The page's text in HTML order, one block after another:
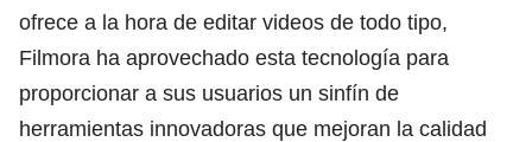
ofrece a la hora de editar videos de todo tipo,
Filmora ha aprovechado esta tecnología para
proporcionar a sus usuarios un sinfín de
herramientas innovadoras que mejoran la calidad